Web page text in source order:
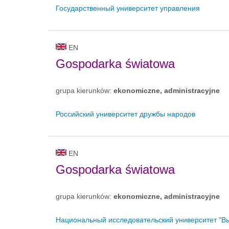
Государственный университет управления
EN
Gospodarka światowa
grupa kierunków: ekonomiczne, administracyjne
Российский университет дружбы народов
EN
Gospodarka światowa
grupa kierunków: ekonomiczne, administracyjne
Национальный исследовательский университет